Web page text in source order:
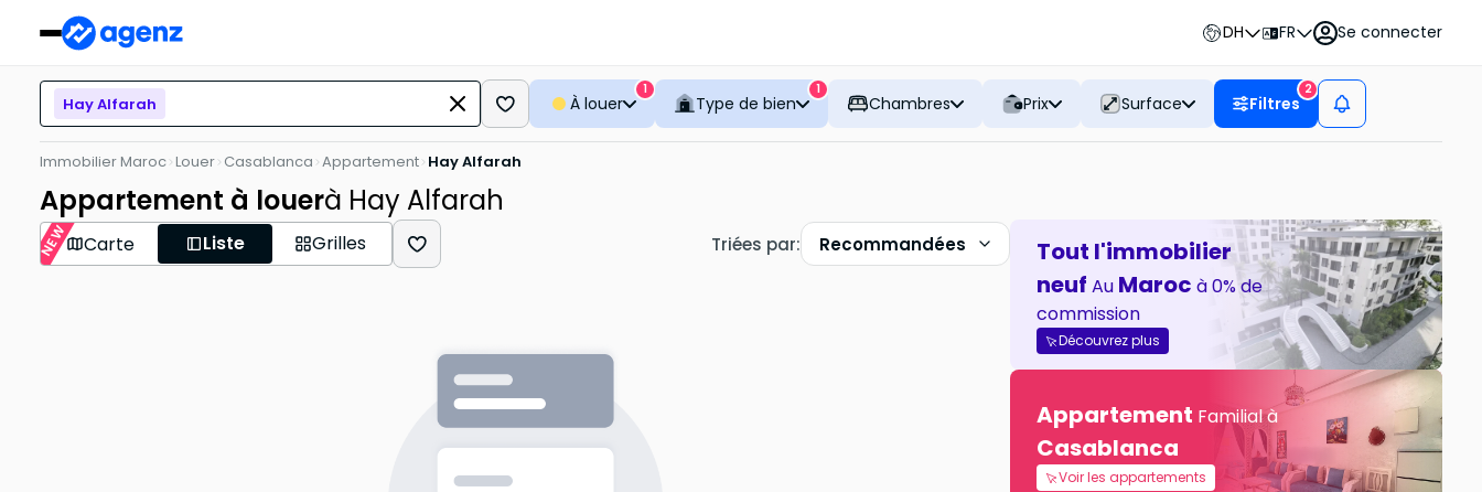
DH FR Se connecter
Hay Alfarah À louer
1
Type de bien
1
Chambres Prix Surface Filtres
2
Immobilier Maroc Louer Casablanca Appartement Hay Alfarah
Appartement à louerà Hay Alfarah
NEW Carte Liste Grilles Triées par: Recommandées
Tout l'immobilier
neuf Au Maroc à 0% de
commission
Découvrez plus
Appartement Familial à
Casablanca
Voir les appartements